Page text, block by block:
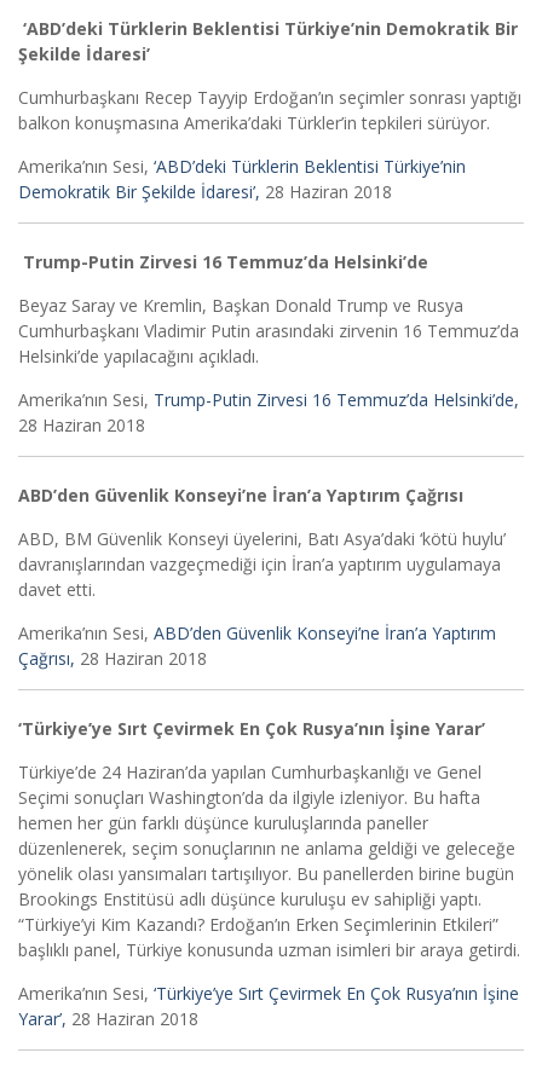
‘ABD’deki Türklerin Beklentisi Türkiye’nin Demokratik Bir
Şekilde İdaresi’
Cumhurbaşkanı Recep Tayyip Erdoğan’ın seçimler sonrası yaptığı
balkon konuşmasına Amerika’daki Türkler’in tepkileri sürüyor.
Amerika’nın Sesi, ‘ABD’deki Türklerin Beklentisi Türkiye’nin
Demokratik Bir Şekilde İdaresi’, 28 Haziran 2018
Trump-Putin Zirvesi 16 Temmuz’da Helsinki’de
Beyaz Saray ve Kremlin, Başkan Donald Trump ve Rusya
Cumhurbaşkanı Vladimir Putin arasındaki zirvenin 16 Temmuz’da
Helsinki’de yapılacağını açıkladı.
Amerika’nın Sesi, Trump-Putin Zirvesi 16 Temmuz’da Helsinki’de,
28 Haziran 2018
ABD’den Güvenlik Konseyi’ne İran’a Yaptırım Çağrısı
ABD, BM Güvenlik Konseyi üyelerini, Batı Asya’daki ‘kötü huylu’
davranışlarından vazgeçmediği için İran’a yaptırım uygulamaya
davet etti.
Amerika’nın Sesi, ABD’den Güvenlik Konseyi’ne İran’a Yaptırım
Çağrısı, 28 Haziran 2018
‘Türkiye’ye Sırt Çevirmek En Çok Rusya’nın İşine Yarar’
Türkiye’de 24 Haziran’da yapılan Cumhurbaşkanlığı ve Genel
Seçimi sonuçları Washington’da da ilgiyle izleniyor. Bu hafta
hemen her gün farklı düşünce kuruluşlarında paneller
düzenlenerek, seçim sonuçlarının ne anlama geldiği ve geleceğe
yönelik olası yansımaları tartışılıyor. Bu panellerden birine bugün
Brookings Enstitüsü adlı düşünce kuruluşu ev sahipliği yaptı.
“Türkiye’yi Kim Kazandı? Erdoğan’ın Erken Seçimlerinin Etkileri”
başlıklı panel, Türkiye konusunda uzman isimleri bir araya getirdi.
Amerika’nın Sesi, ‘Türkiye’ye Sırt Çevirmek En Çok Rusya’nın İşine
Yarar’, 28 Haziran 2018